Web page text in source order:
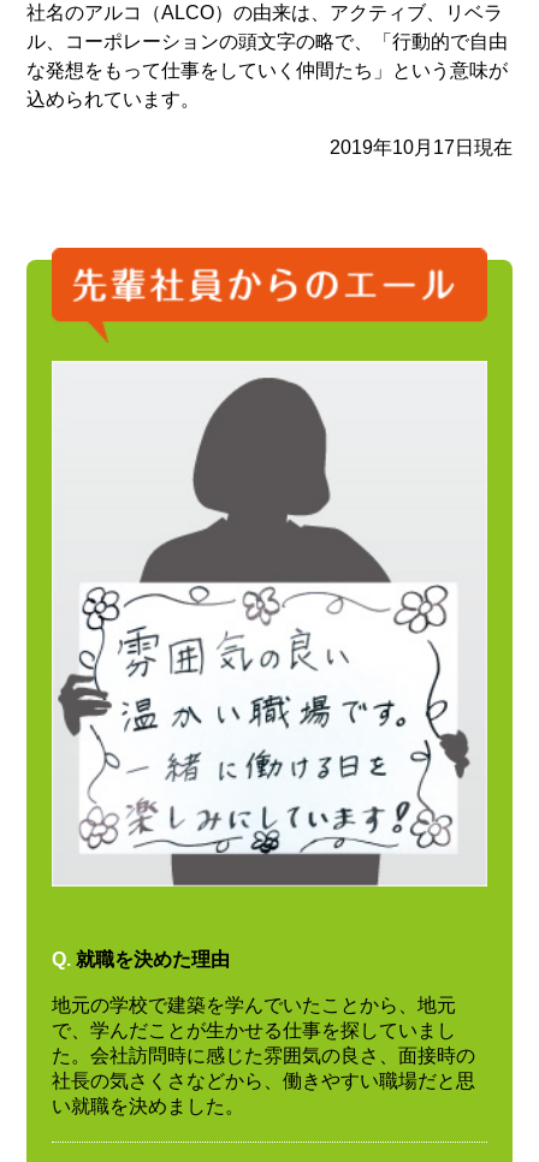
社名のアルコ（ALCO）の由来は、アクティブ、リベラ
ル、コーポレーションの頭文字の略で、「行動的で自由
な発想をもって仕事をしていく仲間たち」という意味が
込められています。
2019年10月17日現在
Q. 就職を決めた理由
地元の学校で建築を学んでいたことから、地元
で、学んだことが生かせる仕事を探していまし
た。会社訪問時に感じた雰囲気の良さ、面接時の
社長の気さくさなどから、働きやすい職場だと思
い就職を決めました。